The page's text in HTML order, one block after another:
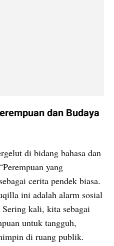
dan Budaya
di bidang bahasa dan
yang
cerita pendek biasa.
ini adalah alarm sosial
kali, kita sebagai
untuk tangguh,
di ruang publik.